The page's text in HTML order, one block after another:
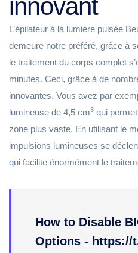
innovant
L’épilateur à la lumière pulsée
demeure notre préféré, grâce à
le traitement du corps complet
minutes. Ceci, grâce à de
innovantes. Vous avez par
lumineuse de 4,5 cm3 qui
zone plus vaste. En utilisant le
impulsions lumineuses se
qui facilite énormément le
How to Disable
Options - https://